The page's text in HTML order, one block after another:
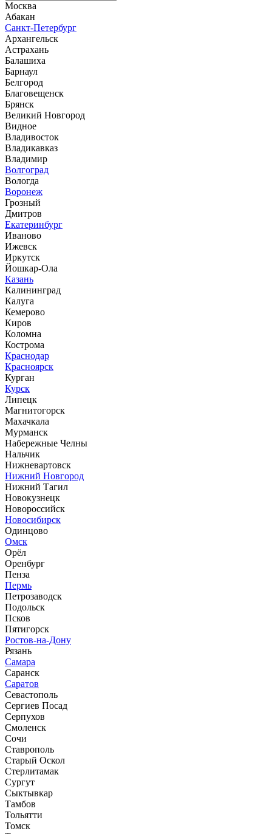
Москва
Абакан
Санкт-Петербург
Архангельск
Астрахань
Балашиха
Барнаул
Белгород
Благовещенск
Брянск
Великий Новгород
Видное
Владивосток
Владикавказ
Владимир
Волгоград
Вологда
Воронеж
Грозный
Дмитров
Екатеринбург
Иваново
Ижевск
Иркутск
Йошкар-Ола
Казань
Калининград
Калуга
Кемерово
Киров
Коломна
Кострома
Краснодар
Красноярск
Курган
Курск
Липецк
Магнитогорск
Махачкала
Мурманск
Набережные Челны
Нальчик
Нижневартовск
Нижний Новгород
Нижний Тагил
Новокузнецк
Новороссийск
Новосибирск
Одинцово
Омск
Орёл
Оренбург
Пенза
Пермь
Петрозаводск
Подольск
Псков
Пятигорск
Ростов-на-Дону
Рязань
Самара
Саранск
Саратов
Севастополь
Сергиев Посад
Серпухов
Смоленск
Сочи
Ставрополь
Старый Оскол
Стерлитамак
Сургут
Сыктывкар
Тамбов
Тольятти
Томск